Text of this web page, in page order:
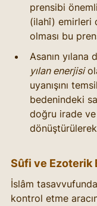
prensibi
(ilahî) emirleri
olması bu
Asanın yılana
yılan enerjisi
uyanışını
bedenindeki
doğru irade ve
Sûfi ve Ezoterik
İslâm
kontrol etme